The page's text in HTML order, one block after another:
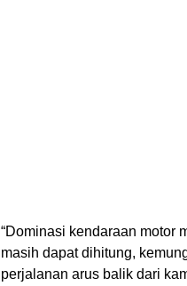
“Dominasi kendaraan motor
masih dapat dihitung,
perjalanan arus balik dari